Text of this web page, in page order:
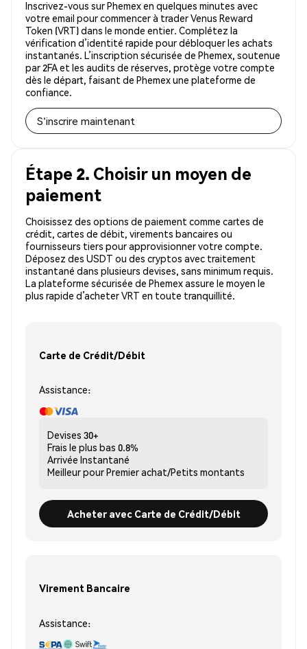
Inscrivez-vous sur Phemex en quelques minutes avec
votre email pour commencer à trader Venus Reward
Token (VRT) dans le monde entier. Complétez la
vérification d’identité rapide pour débloquer les achats
instantanés. L’inscription sécurisée de Phemex, soutenue
par 2FA et les audits de réserves, protège votre compte
dès le départ, faisant de Phemex une plateforme de
confiance.
S'inscrire maintenant
Étape 2. Choisir un moyen de
paiement
Choisissez des options de paiement comme cartes de
crédit, cartes de débit, virements bancaires ou
fournisseurs tiers pour approvisionner votre compte.
Déposez des USDT ou des cryptos avec traitement
instantané dans plusieurs devises, sans minimum requis.
La plateforme sécurisée de Phemex assure le moyen le
plus rapide d’acheter VRT en toute tranquillité.
Carte de Crédit/Débit
Assistance:
Devises 30+
Frais le plus bas 0.8%
Arrivée Instantané
Meilleur pourPremier achat/Petits montants
Acheter avec Carte de Crédit/Débit
Virement Bancaire
Assistance: